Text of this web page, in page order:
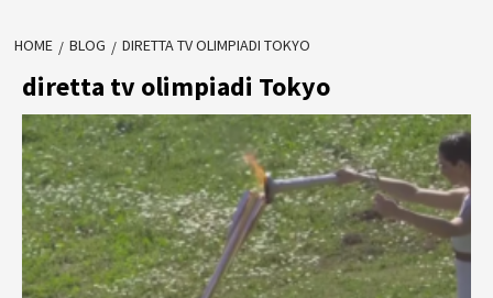
HOME BLOG DIRETTA TV OLIMPIADI TOKYO
diretta tv olimpiadi Tokyo